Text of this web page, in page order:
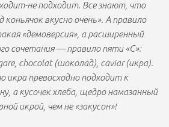
не подходит. Все знают, что
вкусно очень». А правило
«демоверсия», а расширенный
сочетания — правило пяти «С»:
chocolat (шоколад), caviar (икра).
икра превосходно подходит к
а кусочек хлеба, щедро намазанный
икрой, чем не «закусон»!